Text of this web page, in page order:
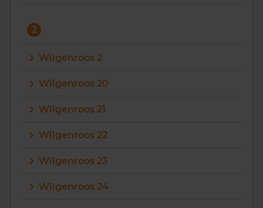
2
Wilgenroos 2
Wilgenroos 20
Wilgenroos 21
Wilgenroos 22
Wilgenroos 23
Wilgenroos 24